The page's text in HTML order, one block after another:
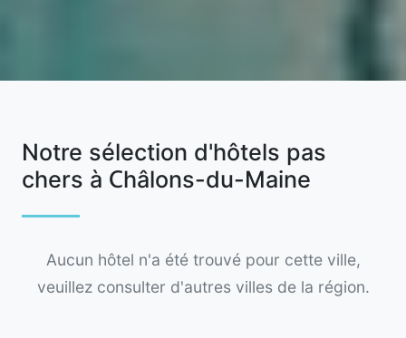
Notre sélection d'hôtels pas
chers à Châlons-du-Maine
Aucun hôtel n'a été trouvé pour cette ville,
veuillez consulter d'autres villes de la région.